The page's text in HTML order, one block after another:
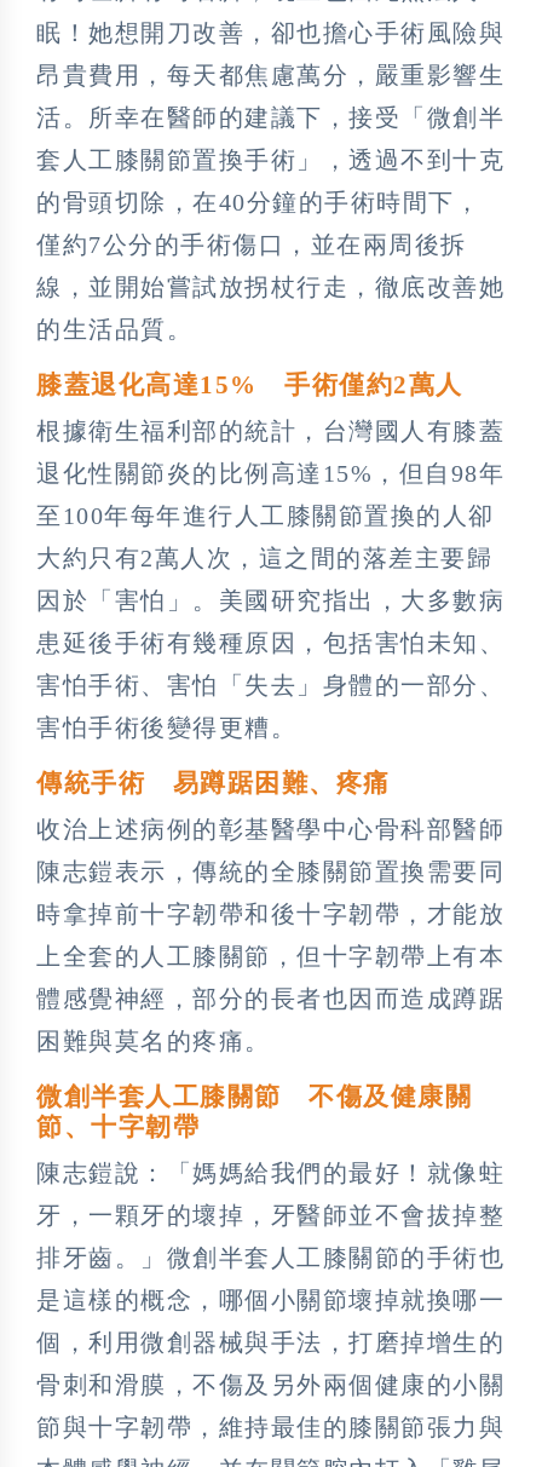
眠！她想開刀改善，卻也擔心手術風險與
昂貴費用，每天都焦慮萬分，嚴重影響生
活。所幸在醫師的建議下，接受「微創半
套人工膝關節置換手術」，透過不到十克
的骨頭切除，在40分鐘的手術時間下，
僅約7公分的手術傷口，並在兩周後拆
線，並開始嘗試放拐杖行走，徹底改善她
的生活品質。
膝蓋退化高達15% 手術僅約2萬人
根據衛生福利部的統計，台灣國人有膝蓋
退化性關節炎的比例高達15%，但自98年
至100年每年進行人工膝關節置換的人卻
大約只有2萬人次，這之間的落差主要歸
因於「害怕」。美國研究指出，大多數病
患延後手術有幾種原因，包括害怕未知、
害怕手術、害怕「失去」身體的一部分、
害怕手術後變得更糟。
傳統手術 易蹲踞困難、疼痛
收治上述病例的彰基醫學中心骨科部醫師
陳志鎧表示，傳統的全膝關節置換需要同
時拿掉前十字韌帶和後十字韌帶，才能放
上全套的人工膝關節，但十字韌帶上有本
體感覺神經，部分的長者也因而造成蹲踞
困難與莫名的疼痛。
微創半套人工膝關節 不傷及健康關
節、十字韌帶
陳志鎧說：「媽媽給我們的最好！就像蛀
牙，一顆牙的壞掉，牙醫師並不會拔掉整
排牙齒。」微創半套人工膝關節的手術也
是這樣的概念，哪個小關節壞掉就換哪一
個，利用微創器械與手法，打磨掉增生的
骨刺和滑膜，不傷及另外兩個健康的小關
節與十字韌帶，維持最佳的膝關節張力與